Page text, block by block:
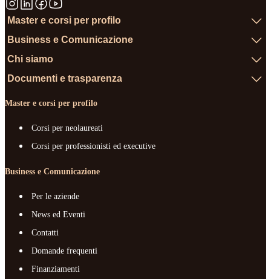
Master e corsi per profilo
Business e Comunicazione
Chi siamo
Documenti e trasparenza
Master e corsi per profilo
Corsi per neolaureati
Corsi per professionisti ed executive
Business e Comunicazione
Per le aziende
News ed Eventi
Contatti
Domande frequenti
Finanziamenti